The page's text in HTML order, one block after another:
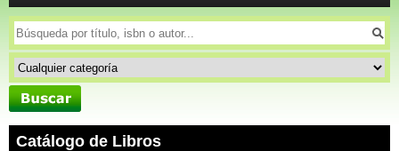
Catálogo de Libros